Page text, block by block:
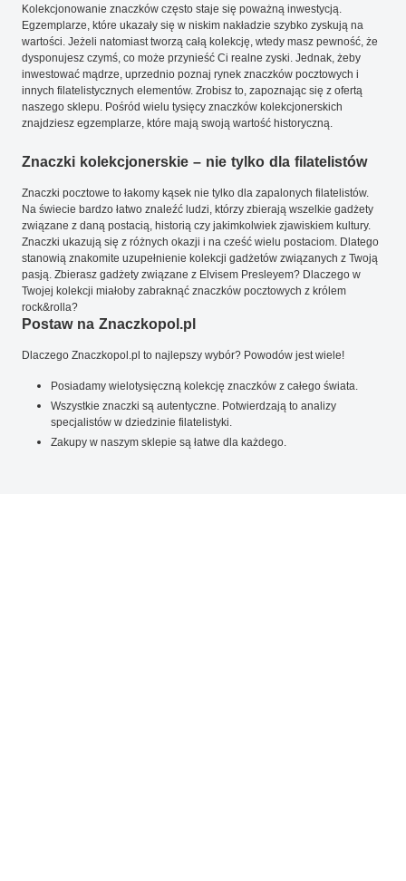
Kolekcjonowanie znaczków często staje się poważną inwestycją.
Egzemplarze, które ukazały się w niskim nakładzie szybko zyskują na
wartości. Jeżeli natomiast tworzą całą kolekcję, wtedy masz pewność, że
dysponujesz czymś, co może przynieść Ci realne zyski. Jednak, żeby
inwestować mądrze, uprzednio poznaj rynek znaczków pocztowych i
innych filatelistycznych elementów. Zrobisz to, zapoznając się z ofertą
naszego sklepu. Pośród wielu tysięcy znaczków kolekcjonerskich
znajdziesz egzemplarze, które mają swoją wartość historyczną.
Znaczki kolekcjonerskie – nie tylko dla filatelistów
Znaczki pocztowe to łakomy kąsek nie tylko dla zapalonych filatelistów.
Na świecie bardzo łatwo znaleźć ludzi, którzy zbierają wszelkie gadżety
związane z daną postacią, historią czy jakimkolwiek zjawiskiem kultury.
Znaczki ukazują się z różnych okazji i na cześć wielu postaciom. Dlatego
stanowią znakomite uzupełnienie kolekcji gadżetów związanych z Twoją
pasją. Zbierasz gadżety związane z Elvisem Presleyem? Dlaczego w
Twojej kolekcji miałoby zabraknąć znaczków pocztowych z królem
rock&rolla?
Postaw na Znaczkopol.pl
Dlaczego Znaczkopol.pl to najlepszy wybór? Powodów jest wiele!
Posiadamy wielotysięczną kolekcję znaczków z całego świata.
Wszystkie znaczki są autentyczne. Potwierdzają to analizy
specjalistów w dziedzinie filatelistyki.
Zakupy w naszym sklepie są łatwe dla każdego.